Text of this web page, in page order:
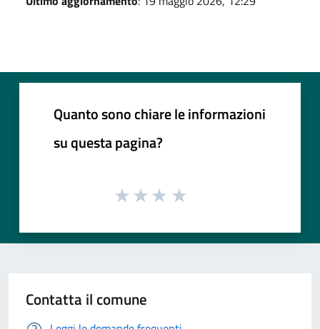
Quanto sono chiare le informazioni
su questa pagina?
Contatta il comune